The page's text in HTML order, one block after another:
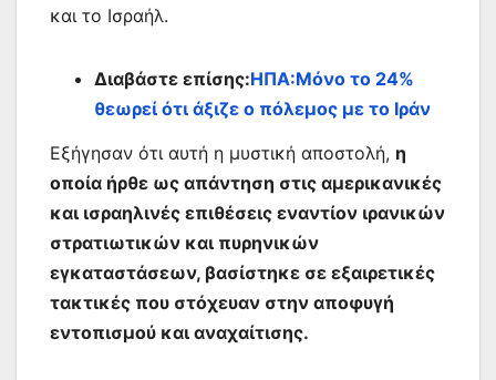
και το Ισραήλ.
Διαβάστε επίσης:ΗΠΑ:Μόνο το 24%
θεωρεί ότι άξιζε ο πόλεμος με το Ιράν
Εξήγησαν ότι αυτή η μυστική αποστολή, η
οποία ήρθε ως απάντηση στις αμερικανικές
και ισραηλινές επιθέσεις εναντίον ιρανικών
στρατιωτικών και πυρηνικών
εγκαταστάσεων, βασίστηκε σε εξαιρετικές
τακτικές που στόχευαν στην αποφυγή
εντοπισμού και αναχαίτισης.